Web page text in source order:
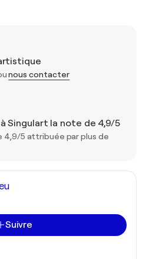
nous contacter
Singulart la note de 4,9/5
4,9/5 attribuée par plus de
Suivre